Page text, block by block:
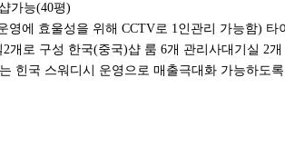
가능(40평)
영에 효울성을 위해 CCTV로 1인관리 가능함)
개로 구성 한국(중국)샵 룸 6개 관리사대기실 2
힌국 스워디시 운영으로 매출극대화 가능하도